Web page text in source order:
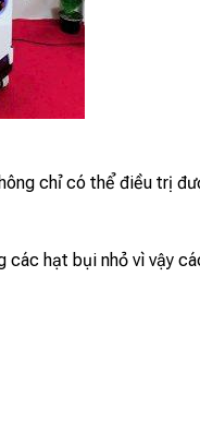
chỉ có thể điều trị
các hạt bụi nhỏ vì vậy